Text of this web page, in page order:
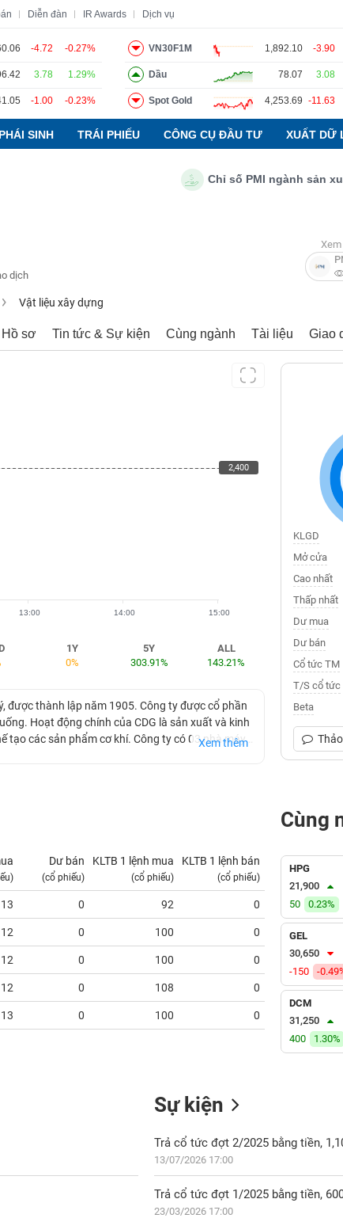
Diễn đàn IR Awards Dịch vụ
-4.72 -0.27%
3.78 1.29%
-1.00 -0.23%
VN30F1M 1,892.10 -3.90
Dầu 78.07 3.08
Spot Gold 4,253.69 -11.63
PHÁI SINH TRÁI PHIẾU CÔNG CỤ ĐẦU TƯ XUẤT DỮ
Chỉ số PMI ngành sản xuất
dịch
Vật liệu xây dựng
Hồ sơ Tin tức & Sự kiện Cùng ngành Tài liệu Giao
2,400
13:00 14:00 15:00
2,400
1Y
0%
5Y
303.91%
ALL
143.21%
được thành lập năm 1905. Công ty được cổ phần
Hoạt động chính của CDG là sản xuất và kinh
tạo các sản phẩm cơ khí. Công ty có 03 nhà máy
Xem thêm
KLGD
Mở cửa
Cao nhất
Thấp nhất
Dư mua
Dư bán
Cổ tức TM
T/S cổ tức
Beta
Dư bán
(cổ phiếu)
KLTB 1 lệnh mua
(cổ phiếu)
KLTB 1 lệnh bán
(cổ phiếu)
13 0 92 0 0.00
12 0 100 0
12 0 100 0 0.00
12 0 108 0 0.00
13 0 100 0 0.00
Cùng
HPG
21,900
50
0.23%
GEL
30,650
-150
-
DCM
31,250
400
1.30%
Sự kiện
Trả cổ tức đợt 2/2025 bằng tiền,
13/07/2026 17:00
Trả cổ tức đợt 1/2025 bằng tiền,
23/03/2026 17:00
Báo cáo phân tích Thuật ngữ